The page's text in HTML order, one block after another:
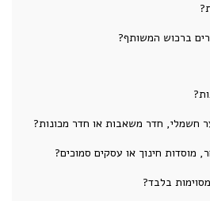
ברכוש המשותף?
חדר משאבות או חדר מכונות?
חינוך או עסקים סמוכים?
בלבד?